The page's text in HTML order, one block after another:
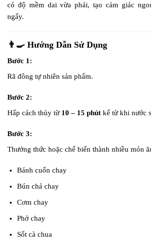
có độ mềm dai vừa phải, tạo cảm giác
ngấy.
👨‍🍳 Hướng Dẫn Sử Dụng
Bước 1:
Rã đông tự nhiên sản phẩm.
Bước 2:
Hấp cách thủy từ 10 – 15 phút kể từ khi nước
Bước 3:
Thưởng thức hoặc chế biến thành nhiều món
Bánh cuốn chay
Bún chả chay
Cơm chay
Phở chay
Sốt cà chua